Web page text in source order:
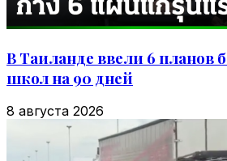
В Таиланде ввели 6 планов
школ на 90 дней
8 августа 2026